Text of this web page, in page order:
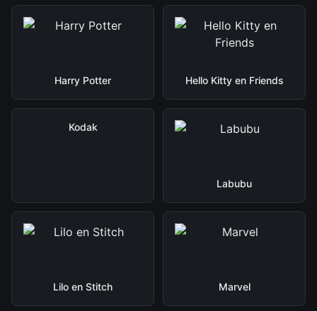
Harry Potter Hello Kitty en Friends
Kodak
Labubu
Lilo en Stitch Marvel